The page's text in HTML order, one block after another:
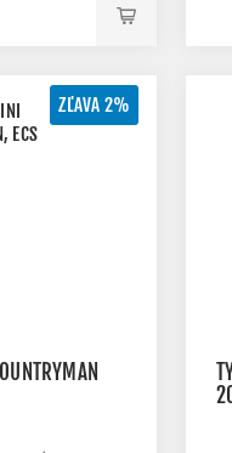
ZĽAVA 2%